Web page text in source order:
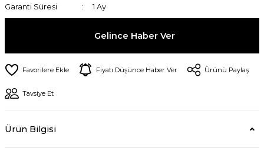
Garanti Süresi
1 Ay
Gelince Haber Ver
Fiyatı Düşünce Haber Ver Ürünü Paylaş
Tavsiye Et
Ürün Bilgisi